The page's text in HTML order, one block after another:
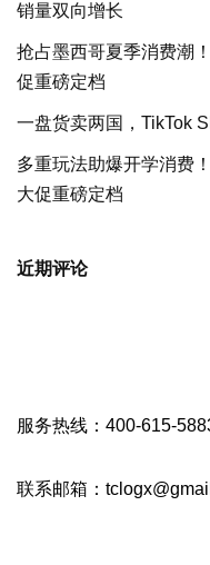
销量双向增长
抢占墨西哥夏季消费潮
促重磅定档
一盘货卖两国，TikTok
多重玩法助爆开学消费
大促重磅定档
近期评论
服务热线：400-615-
联系邮箱：